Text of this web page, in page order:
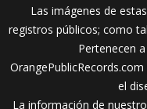
Las imágenes de
registros públicos; como
Pertenecen
el
La información de